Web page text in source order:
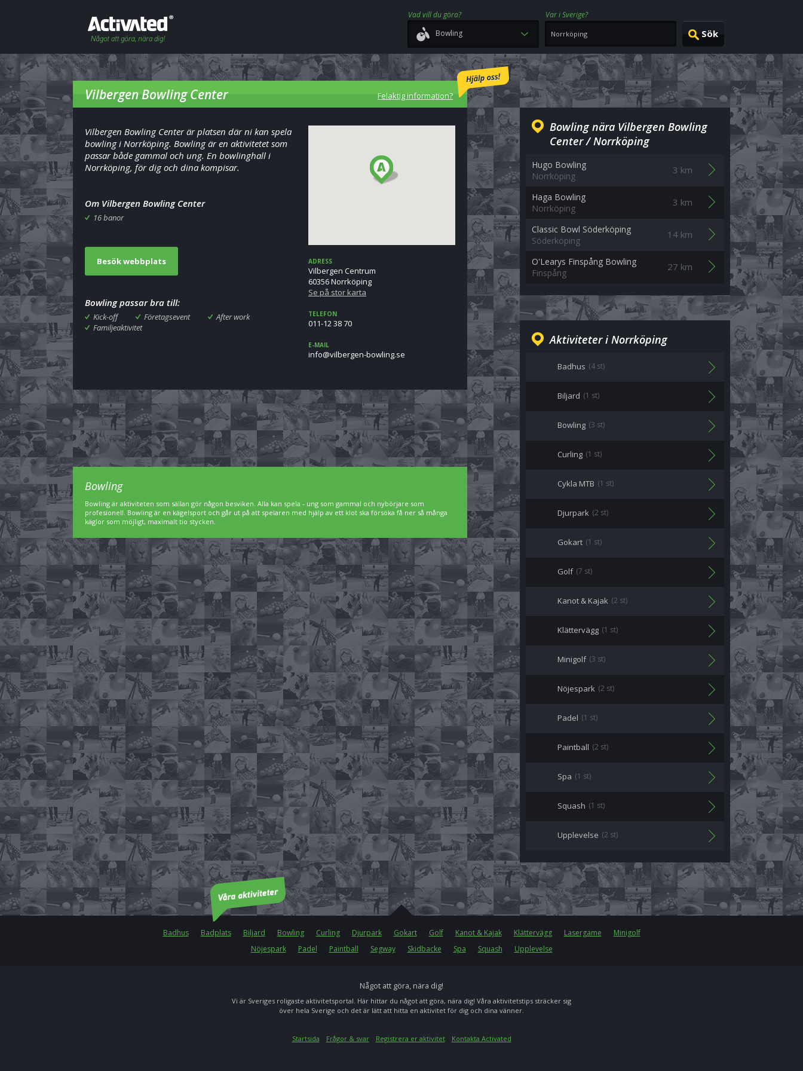
Vad vill du göra?
Var i Sverige?
Bowling
Vilbergen Bowling Center Felaktig information?
Vilbergen Bowling Center är platsen där ni kan spela
bowling i Norrköping. Bowling är en aktivitetet som
passar både gammal och ung. En bowlinghall i
Norrköping, för dig och dina kompisar.
Om Vilbergen Bowling Center
16 banor
Besök webbplats
Bowling passar bra till:
Kick-off Företagsevent
After work
Familjeaktivitet
ADRESS
Vilbergen Centrum
60356 Norrköping
Se på stor karta
TELEFON
011-12 38 70
E-MAIL
es.gnilwob-negrebliv@ofni
Bowling nära Vilbergen Bowling
Center / Norrköping
Hugo Bowling
Norrköping
3 km
Haga Bowling
Norrköping
3 km
Classic Bowl Söderköping
Söderköping
14 km
O'Learys Finspång Bowling
Finspång
27 km
Aktiviteter i Norrköping
Badhus (4 st)
Biljard (1 st)
Bowling (3 st)
Curling (1 st)
Cykla MTB (1 st)
Djurpark (2 st)
Gokart (1 st)
Golf (7 st)
Kanot & Kajak (2 st)
Klättervägg (1 st)
Minigolf (3 st)
Nöjespark (2 st)
Padel (1 st)
Paintball (2 st)
Spa (1 st)
Squash (1 st)
Upplevelse (2 st)
Bowling
Bowling är aktiviteten som sällan gör någon besviken. Alla kan spela - ung som gammal och nybörjare som
profesionell. Bowling är en kägelsport och går ut på att spelaren med hjälp av ett klot ska försöka få ner så många
käglor som möjligt, maximalt tio stycken.
Badhus Badplats Biljard Bowling Curling Djurpark Gokart Golf Kanot & Kajak Klättervägg Lasergame
Minigolf
Nöjespark
Padel Paintball Segway Skidbacke Spa Squash Upplevelse
Något att göra, nära dig!
Vi är Sveriges roligaste aktivitetsportal. Här hittar du något att göra, nära dig! Våra aktivitetstips sträcker sig
över hela Sverige och det är lätt att hitta en aktivitet för dig och dina vänner.
Startsida Frågor & svar Registrera er aktivitet Kontakta Activated